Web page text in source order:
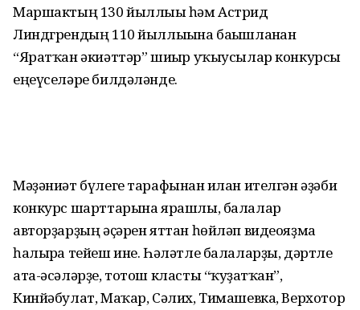
Маршактың 130 йыллығы һәм Астрид
Линдгрендың 110 йыллығына бағышланған
“Яратҡан әкиәттәр” шиғыр уҡыусылар конкурсы
еңеүселәре билдәләнде.
Мәҙәниәт бүлеге тарафынан иғлан ителгән әҙәби
конкурс шарттарына ярашлы, балалар
авторҙарҙың әҫәрен яттан һөйләп видеояҙма
һалырға тейеш ине. Һәләтле балаларҙы, дәртле
ата-әсәләрҙе, тотош класты “ҡуҙғатҡан”,
Кинйәбулат, Маҡар, Сәлих, Тимашевка, Верхотор